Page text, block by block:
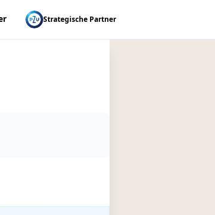
Strategische Partner